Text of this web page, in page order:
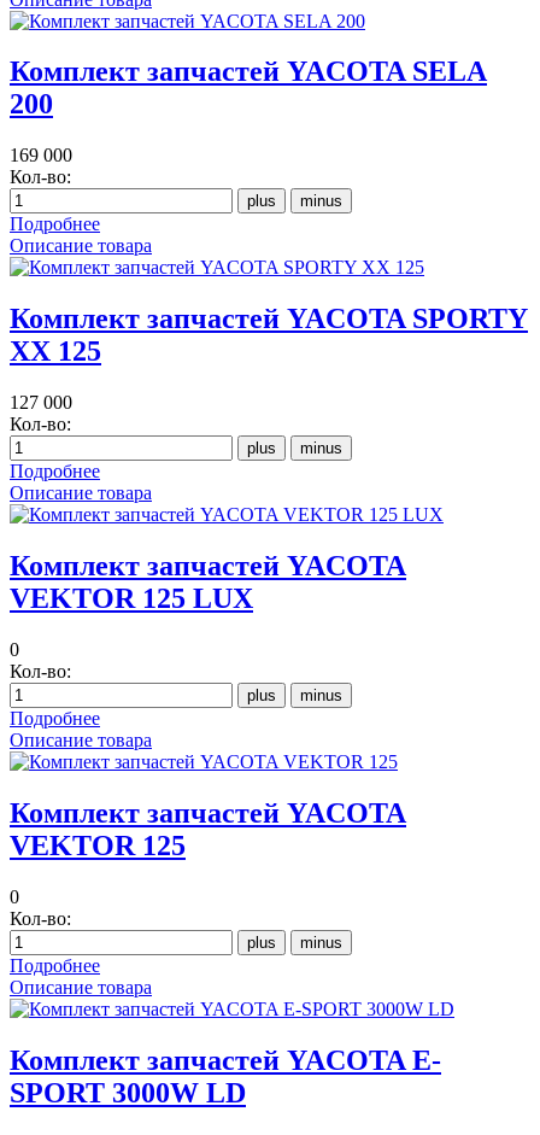
Комплект запчастей YACOTA SELA
200
169 000
Кол-во:
Подробнее
Описание товара
Комплект запчастей YACOTA SPORTY
XX 125
127 000
Кол-во:
Подробнее
Описание товара
Комплект запчастей YACOTA
VEKTOR 125 LUX
0
Кол-во:
Подробнее
Описание товара
Комплект запчастей YACOTA
VEKTOR 125
0
Кол-во:
Подробнее
Описание товара
Комплект запчастей YACOTA E-
SPORT 3000W LD